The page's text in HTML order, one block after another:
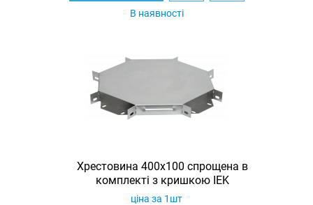
В наявності
Хрестовина 400х100 спрощена в
комплекті з кришкою IEK
ціна за 1шт